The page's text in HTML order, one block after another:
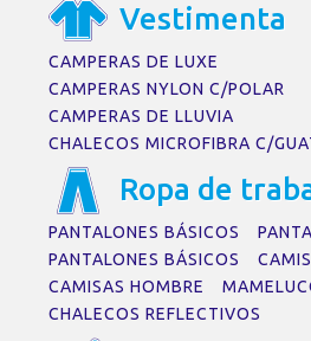
Vestimenta
CAMPERAS DE LUXE
CAMPERAS NYLON C/POLAR
CAMPERAS DE LLUVIA
CHALECOS MICROFIBRA C/
Ropa de trab
PANTALONES BÁSICOS
PANTALONES BÁSICOS
CAMISAS HOMBRE
CHALECOS REFLECTIVOS